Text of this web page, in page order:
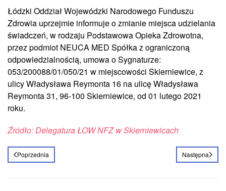
Łódzki Oddział Wojewódzki Narodowego Funduszu
Zdrowia uprzejmie informuje o zmianie miejsca udzielania
świadczeń, w rodzaju Podstawowa Opieka Zdrowotna,
przez podmiot NEUCA MED Spółka z ograniczoną
odpowiedzialnością, umowa o Sygnaturze:
053/200088/01/050/21 w miejscowości Skierniewice, z
ulicy Władysława Reymonta 16 na ulicę Władysława
Reymonta 31, 96-100 Skierniewice, od 01 lutego 2021
roku.
Źródło: Delegatura ŁOW NFZ w Skierniewicach
Poprzednia Następna